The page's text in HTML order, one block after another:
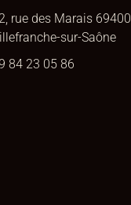
rue des Marais 69400
sur-Saône
84 23 05 86